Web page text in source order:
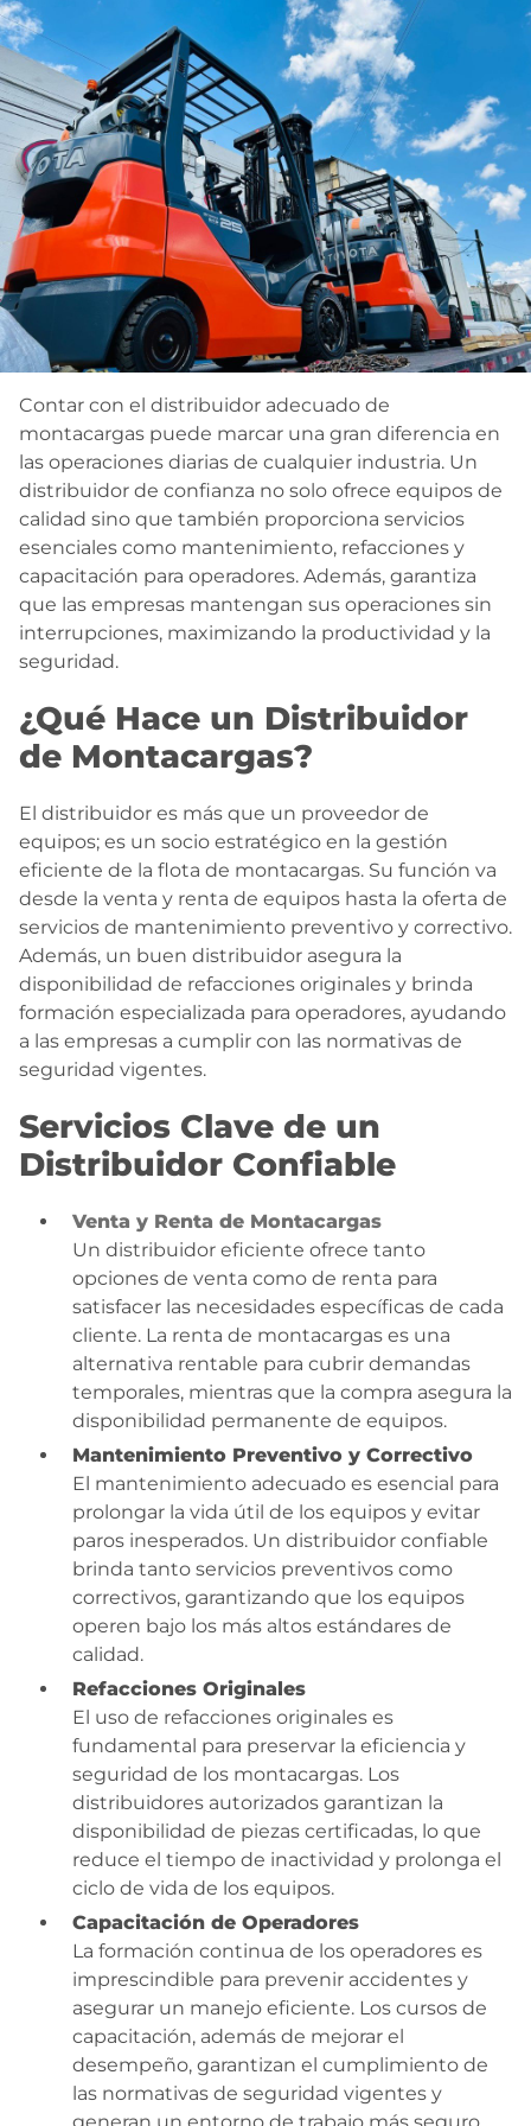
Contar con el distribuidor adecuado de
montacargas puede marcar una gran diferencia en
las operaciones diarias de cualquier industria. Un
distribuidor de confianza no solo ofrece equipos de
calidad sino que también proporciona servicios
esenciales como mantenimiento, refacciones y
capacitación para operadores. Además, garantiza
que las empresas mantengan sus operaciones sin
interrupciones, maximizando la productividad y la
seguridad.
¿Qué Hace un Distribuidor
de Montacargas?
El distribuidor es más que un proveedor de
equipos; es un socio estratégico en la gestión
eficiente de la flota de montacargas. Su función va
desde la venta y renta de equipos hasta la oferta de
servicios de mantenimiento preventivo y correctivo.
Además, un buen distribuidor asegura la
disponibilidad de refacciones originales y brinda
formación especializada para operadores, ayudando
a las empresas a cumplir con las normativas de
seguridad vigentes.
Servicios Clave de un
Distribuidor Confiable
Venta y Renta de Montacargas
Un distribuidor eficiente ofrece tanto
opciones de venta como de renta para
satisfacer las necesidades específicas de cada
cliente. La renta de montacargas es una
alternativa rentable para cubrir demandas
temporales, mientras que la compra asegura la
disponibilidad permanente de equipos.
Mantenimiento Preventivo y Correctivo
El mantenimiento adecuado es esencial para
prolongar la vida útil de los equipos y evitar
paros inesperados. Un distribuidor confiable
brinda tanto servicios preventivos como
correctivos, garantizando que los equipos
operen bajo los más altos estándares de
calidad.
Refacciones Originales
El uso de refacciones originales es
fundamental para preservar la eficiencia y
seguridad de los montacargas. Los
distribuidores autorizados garantizan la
disponibilidad de piezas certificadas, lo que
reduce el tiempo de inactividad y prolonga el
ciclo de vida de los equipos.
Capacitación de Operadores
La formación continua de los operadores es
imprescindible para prevenir accidentes y
asegurar un manejo eficiente. Los cursos de
capacitación, además de mejorar el
desempeño, garantizan el cumplimiento de
las normativas de seguridad vigentes y